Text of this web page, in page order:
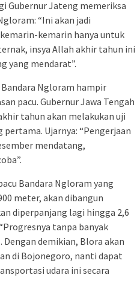
Gubernur Jateng memeriksa
“Ini akan jadi
kemarin hanya untuk
insya Allah akhir tahun ini
yang mendarat”.
Ngloram hampir
pacu. Gubernur Jawa Tengah
tahun akan melakukan uji
Ujarnya: “Pengerjaan
mendatang,
Bandara Ngloram yang
meter, akan dibangun
diperpanjang lagi hingga 2,6
tanpa banyak
Dengan demikian, Blora akan
di Bojonegoro, nanti dapat
udara ini secara